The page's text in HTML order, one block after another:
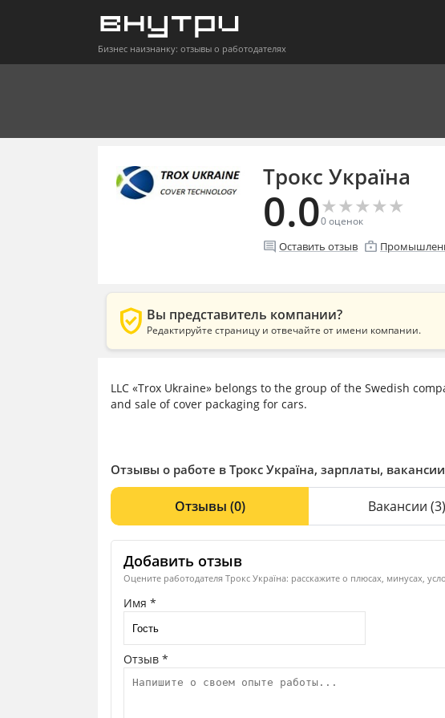
Бизнес наизнанку: отзывы о работодателях
Трокс Україна
0.0★
★★
★★
★★
★★
★
0оценок
comment Оставить отзыв enterprise
verified_user Вы представитель компании?
Редактируйте страницу и отвечайте от имени компании.
LLC «Trox Ukraine» belongs to the group of the Swedish
and sale of cover packaging for cars.
Отзывы о работе в Трокс Україна, зарплаты, вакансии
Отзывы (0) Вакансии (3)
Добавить отзыв
Оцените работодателя Трокс Україна: расскажите о плюсах, минусах,
Имя *
Отзыв *